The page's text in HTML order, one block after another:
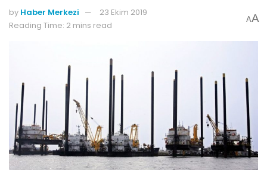
by Haber Merkezi
23 Ekim 2019
Reading Time: 2 mins read
AA